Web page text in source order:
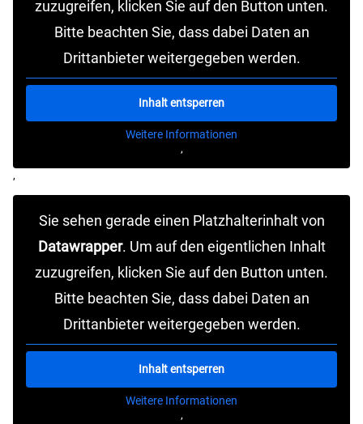
zuzugreifen, klicken Sie auf den Button unten.
Bitte beachten Sie, dass dabei Daten an
Drittanbieter weitergegeben werden.
Inhalt entsperren
Weitere Informationen
‚
‚
Sie sehen gerade einen Platzhalterinhalt von
Datawrapper. Um auf den eigentlichen Inhalt
zuzugreifen, klicken Sie auf den Button unten.
Bitte beachten Sie, dass dabei Daten an
Drittanbieter weitergegeben werden.
Inhalt entsperren
Weitere Informationen
‚